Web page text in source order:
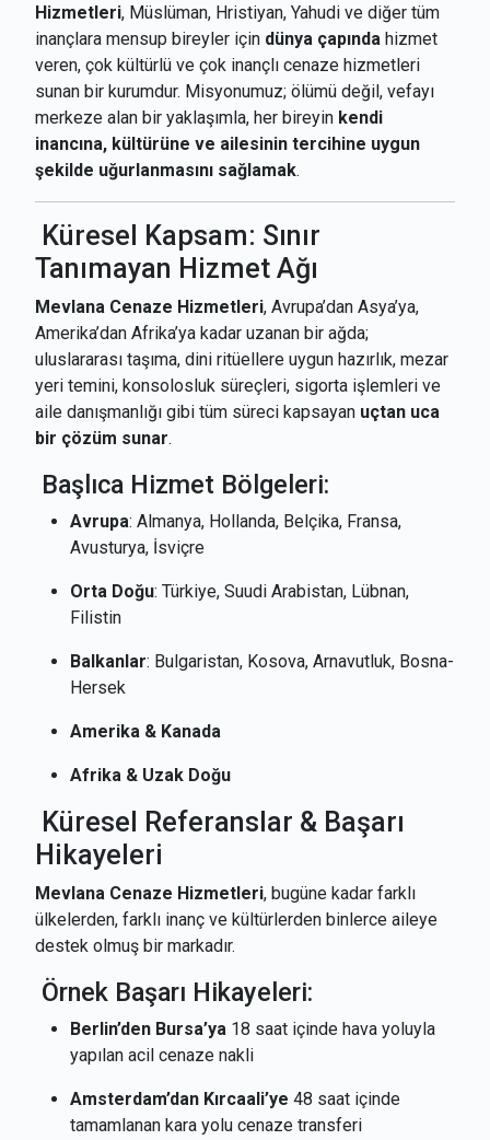
Hizmetleri, Müslüman, Hristiyan, Yahudi ve diğer tüm
inançlara mensup bireyler için dünya çapında hizmet
veren, çok kültürlü ve çok inançlı cenaze hizmetleri
sunan bir kurumdur. Misyonumuz; ölümü değil, vefayı
merkeze alan bir yaklaşımla, her bireyin kendi
inancına, kültürüne ve ailesinin tercihine uygun
şekilde uğurlanmasını sağlamak.
Küresel Kapsam: Sınır
Tanımayan Hizmet Ağı
Mevlana Cenaze Hizmetleri, Avrupa’dan Asya’ya,
Amerika’dan Afrika’ya kadar uzanan bir ağda;
uluslararası taşıma, dini ritüellere uygun hazırlık, mezar
yeri temini, konsolosluk süreçleri, sigorta işlemleri ve
aile danışmanlığı gibi tüm süreci kapsayan uçtan uca
bir çözüm sunar.
Başlıca Hizmet Bölgeleri:
Avrupa: Almanya, Hollanda, Belçika, Fransa,
Avusturya, İsviçre
Orta Doğu: Türkiye, Suudi Arabistan, Lübnan,
Filistin
Balkanlar: Bulgaristan, Kosova, Arnavutluk, Bosna-
Hersek
Amerika & Kanada
Afrika & Uzak Doğu
Küresel Referanslar & Başarı
Hikayeleri
Mevlana Cenaze Hizmetleri, bugüne kadar farklı
ülkelerden, farklı inanç ve kültürlerden binlerce aileye
destek olmuş bir markadır.
Örnek Başarı Hikayeleri:
Berlin’den Bursa’ya 18 saat içinde hava yoluyla
yapılan acil cenaze nakli
Amsterdam’dan Kırcaali’ye 48 saat içinde
tamamlanan kara yolu cenaze transferi